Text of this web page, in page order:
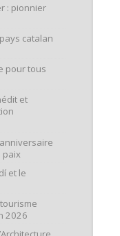
: pionnier
catalan
pour tous
et
paix
et le
2026